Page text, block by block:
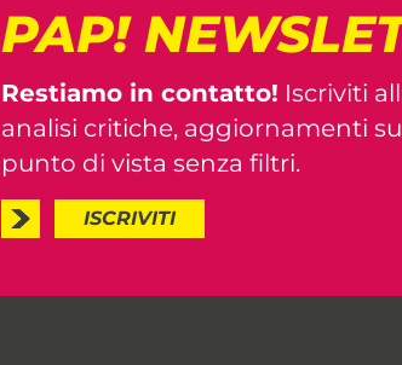
PAP!
Restiamo in contatto! Iscriviti
analisi critiche, aggiornamenti
punto di vista senza filtri.
ISCRIVITI